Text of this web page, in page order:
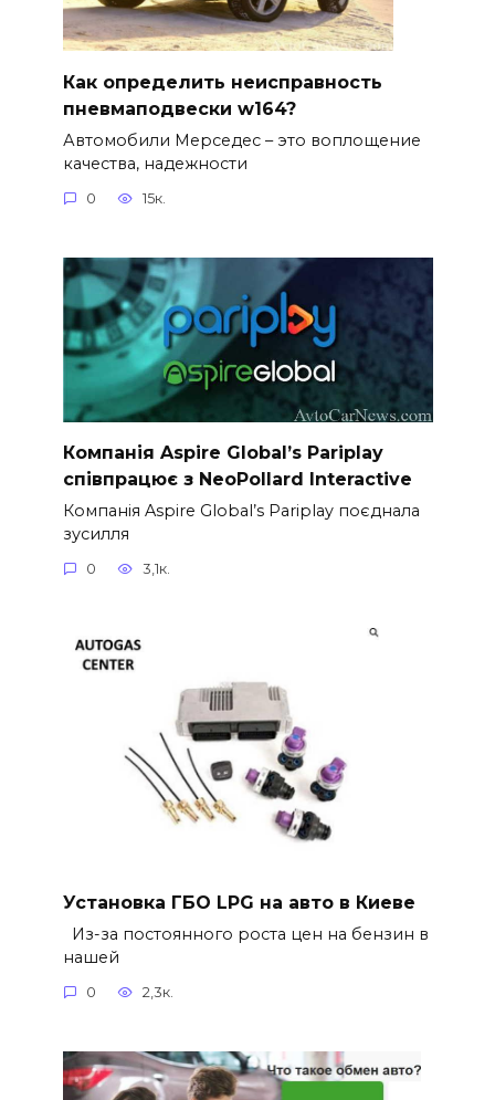
Как определить неисправность
пневмаподвески w164?
Автомобили Мерседес – это воплощение
качества, надежности
0 15к.
Компанія Aspire Global’s Pariplay
співпрацює з NeoPollard Interactive
Компанія Aspire Global’s Pariplay поєднала
зусилля
0 3,1к.
Установка ГБО LPG на авто в Киеве
Из-за постоянного роста цен на бензин в
нашей
0 2,3к.